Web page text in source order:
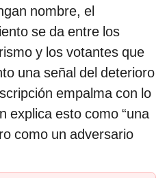
nombre, el
se da entre los
y los votantes que
una señal del deterioro
empalma con lo
explica esto como “una
como un adversario